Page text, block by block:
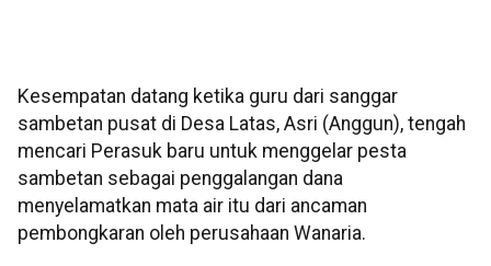
Kesempatan datang ketika guru dari sanggar
sambetan pusat di Desa Latas, Asri (Anggun), tengah
mencari Perasuk baru untuk menggelar pesta
sambetan sebagai penggalangan dana
menyelamatkan mata air itu dari ancaman
pembongkaran oleh perusahaan Wanaria.